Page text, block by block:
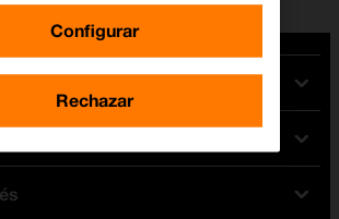
Configurar
Rechazar